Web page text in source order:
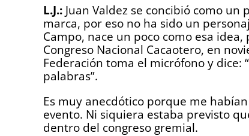
L.J.: Juan Valdez se concibió como
marca, por eso no ha sido un
Campo, nace un poco como esa
Congreso Nacional Cacaotero, en
Federación toma el micrófono y dice:
palabras”.
Es muy anecdótico porque me
evento. Ni siquiera estaba previsto
dentro del congreso gremial.